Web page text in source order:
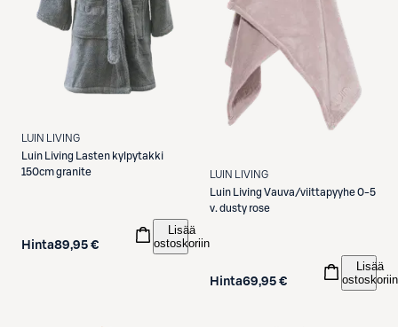
LUIN LIVING
Luin Living
Lasten kylpytakki
150cm granite
Hinta89,95 €
Lisää
ostoskoriin
LUIN LIVING
Luin Living Vauva/viittapyyhe 0-5
v. dusty rose
Hinta69,95 €
Lisää
ostoskoriin